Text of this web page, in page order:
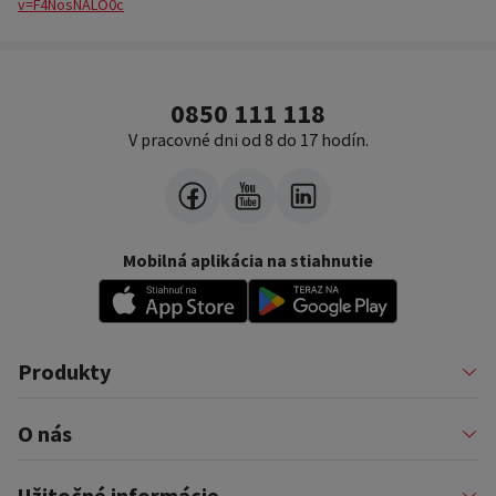
v=F4NosNALO0c
0850 111 118
V pracovné dni od 8 do 17 hodín.
Mobilná aplikácia na stiahnutie
Produkty
Pôžičky
Financovanie podnikateľov
Nákup na splátky a karty
O nás
Profil firmy